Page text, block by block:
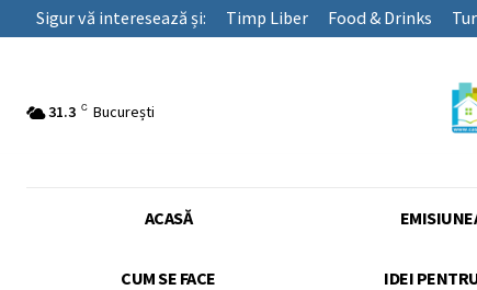
Sigur vă interesează și: Timp Liber Food & Drinks
31.3 C București
ACASĂ
CUM SE FACE IDEI